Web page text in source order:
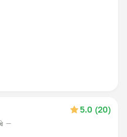
5.0 (20)
—